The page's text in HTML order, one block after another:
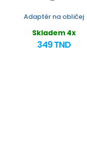
Adaptér na obličej
Skladem 4x
349 TND